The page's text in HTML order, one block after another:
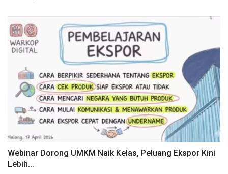
Webinar Dorong UMKM Naik Kelas, Peluang Ekspor Kini
Lebih...